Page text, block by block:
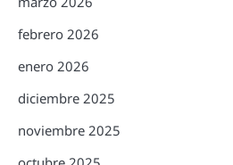
febrero 2026
enero 2026
diciembre 2025
noviembre 2025